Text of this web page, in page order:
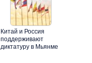
Китай и Россия
поддерживают
диктатуру в Мьянме